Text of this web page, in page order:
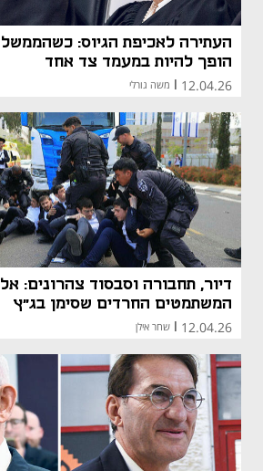
העתירה לאכיפת הגיוס:
הופך להיות במעמד צד אחד
12.04.26 משה גורלי
דיור, תחבורה וסבסוד צהרונים:
המשתמטים החרדים שסימן בג"ץ
12.04.26 שחר אילן